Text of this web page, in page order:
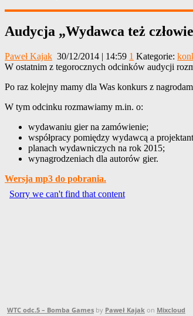
Audycja „Wydawca też
Paweł Kajak 30/12/2014 | 14:59 1 Kategorie:
W ostatnim z tegorocznych odcinków audycji
Po raz kolejny mamy dla Was konkurs z
W tym odcinku rozmawiamy m.in. o:
wydawaniu gier na zamówienie;
współpracy pomiędzy wydawcą a
planach wydawniczych na rok 2015;
wynagrodzeniach dla autorów gier.
Wersja mp3 do pobrania.
WTC odc.5 – Bomba Games by Paweł Kajak on Mixcloud